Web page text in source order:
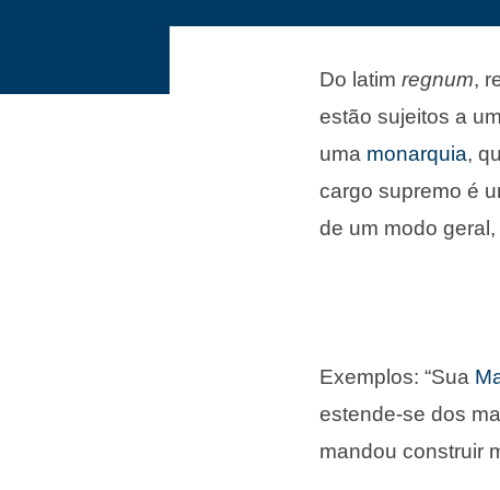
Do latimregnum,
estão sujeitos a
uma monarquia,
cargo supremo é
de um modo
Exemplos: “Sua
estende-se dos
mandou construir